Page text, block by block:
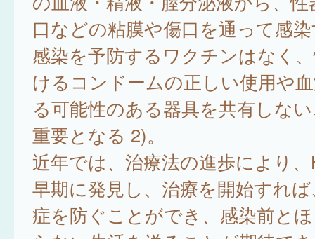
口などの粘膜や傷口を通って感
感染を予防するワクチンはなく
けるコンドームの正しい使用や
る可能性のある器具を共有しな
重要となる 2)。
近年では、治療法の進歩により
早期に発見し、治療を開始すれ
症を防ぐことができ、感染前と